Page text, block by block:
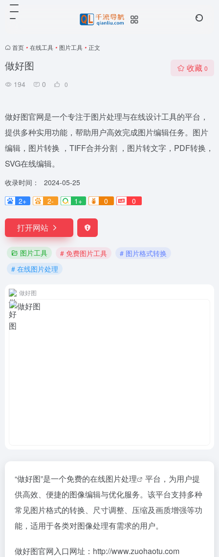
首页 • 在线工具 • 图片工具 • 正文
做好图
194 0 0
收藏 0
做好图官网是一个专注于图片处理与在线设计工具的平台，
提供多种实用功能，帮助用户高效完成图片编辑任务。图片
编辑，图片转换 ，TIFF合并分割 ，图片转文字，PDF转换，
SVG在线编辑。
收录时间：
2024-05-25
2+
2- 1+ 0 0
打开网站
图片工具 # 免费图片工具
# 图片格式转换
# 在线图片处理
做好图
“做好图”是一个免费的在线图片处理
平台，为用户提
供高效、便捷的图像编辑与优化服务。该平台支持多种
常见图片格式的转换、尺寸调整、压缩及画质增强等功
能，适用于各类对图像处理有需求的用户。
做好图官网入口网址：http://www.zuohaotu.com